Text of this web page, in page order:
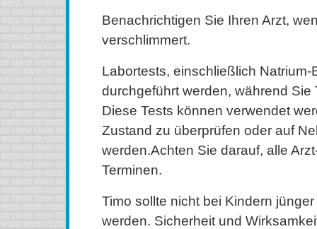
Benachrichtigen Sie Ihren Arzt,
verschlimmert.
Labortests, einschließlich Natrium-
durchgeführt werden, während Sie
Diese Tests können verwendet
Zustand zu überprüfen oder auf
werden.Achten Sie darauf, alle
Terminen.
Timo sollte nicht bei Kindern
werden. Sicherheit und